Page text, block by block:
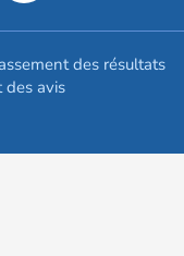
des résultats
des avis